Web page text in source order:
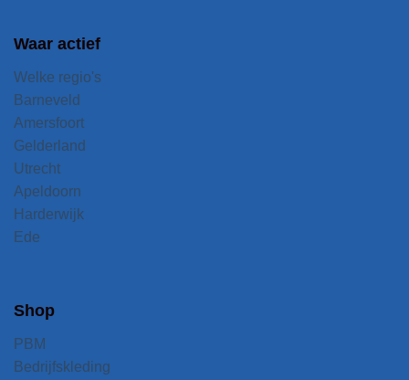
Waar actief
Welke regio's
Barneveld
Amersfoort
Gelderland
Utrecht
Apeldoorn
Harderwijk
Ede
Shop
PBM
Bedrijfskleding